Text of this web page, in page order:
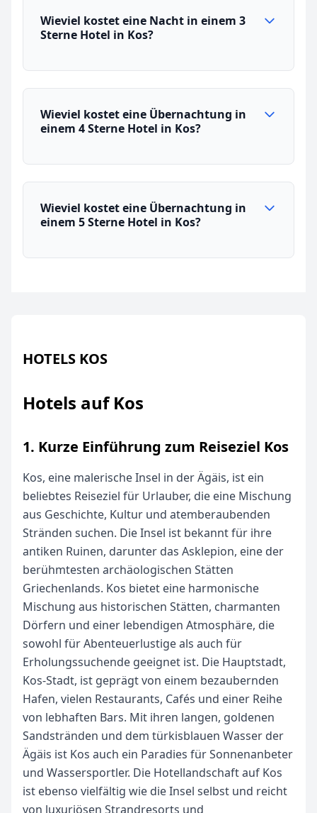
Wieviel kostet eine Nacht in einem 3
Sterne Hotel in Kos?
Wieviel kostet eine Übernachtung in
einem 4 Sterne Hotel in Kos?
Wieviel kostet eine Übernachtung in
einem 5 Sterne Hotel in Kos?
HOTELS KOS
Hotels auf Kos
1. Kurze Einführung zum Reiseziel Kos
Kos, eine malerische Insel in der Ägäis, ist ein
beliebtes Reiseziel für Urlauber, die eine Mischung
aus Geschichte, Kultur und atemberaubenden
Stränden suchen. Die Insel ist bekannt für ihre
antiken Ruinen, darunter das Asklepion, eine der
berühmtesten archäologischen Stätten
Griechenlands. Kos bietet eine harmonische
Mischung aus historischen Stätten, charmanten
Dörfern und einer lebendigen Atmosphäre, die
sowohl für Abenteuerlustige als auch für
Erholungssuchende geeignet ist. Die Hauptstadt,
Kos-Stadt, ist geprägt von einem bezaubernden
Hafen, vielen Restaurants, Cafés und einer Reihe
von lebhaften Bars. Mit ihren langen, goldenen
Sandstränden und dem türkisblauen Wasser der
Ägäis ist Kos auch ein Paradies für Sonnenanbeter
und Wassersportler. Die Hotellandschaft auf Kos
ist ebenso vielfältig wie die Insel selbst und reicht
von luxuriösen Strandresorts und